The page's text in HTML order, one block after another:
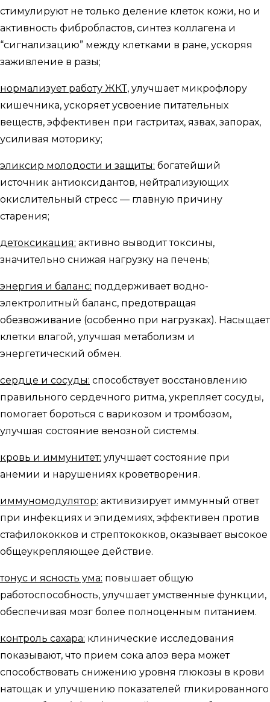
стимулируют не только деление клеток кожи, но и
активность фибробластов, синтез коллагена и
“сигнализацию” между клетками в ране, ускоряя
заживление в разы;
нормализует работу ЖКТ, улучшает микрофлору
кишечника, ускоряет усвоение питательных
веществ, эффективен при гастритах, язвах, запорах,
усиливая моторику;
эликсир молодости и защиты: богатейший
источник антиоксидантов, нейтрализующих
окислительный стресс — главную причину
старения;
детоксикация: активно выводит токсины,
значительно снижая нагрузку на печень;
энергия и баланс: поддерживает водно-
электролитный баланс, предотвращая
обезвоживание (особенно при нагрузках). Насыщает
клетки влагой, улучшая метаболизм и
энергетический обмен.
сердце и сосуды: способствует восстановлению
правильного сердечного ритма, укрепляет сосуды,
помогает бороться с варикозом и тромбозом,
улучшая состояние венозной системы.
кровь и иммунитет: улучшает состояние при
анемии и нарушениях кроветворения.
иммуномодулятор: активизирует иммунный ответ
при инфекциях и эпидемиях, эффективен против
стафилококков и стрептококков, оказывает высокое
общеукрепляющее действие.
тонус и ясность ума: повышает общую
работоспособность, улучшает умственные функции,
обеспечивая мозг более полноценным питанием.
контроль сахара: клинические исследования
показывают, что прием сока алоэ вера может
способствовать снижению уровня глюкозы в крови
натощак и улучшению показателей гликированного